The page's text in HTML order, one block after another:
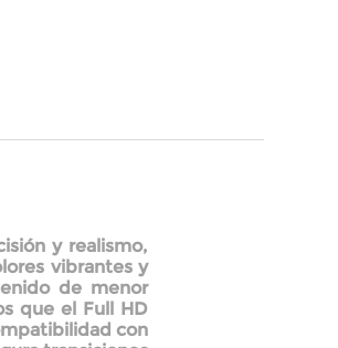
y realismo,
vibrantes y
de menor
que el Full HD
con